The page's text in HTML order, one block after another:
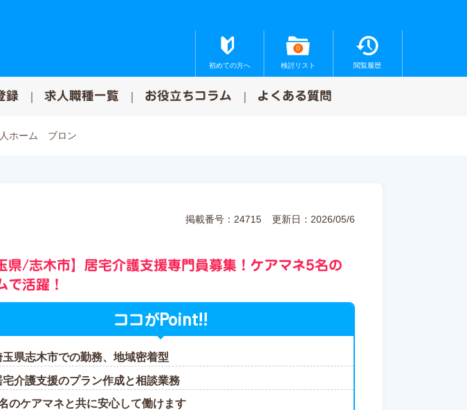
初めての方へ
0
検討リスト 閲覧履歴
録 求人職種一覧 お役立ちコラム よくある質問
ホーム ブロン
掲載番号：24715 更新日：2026/05/6
県/志木市】居宅介護支援専門員募集！ケアマネ5名の
で活躍！
ココがPoint!!
玉県志木市での勤務、地域密着型
宅介護支援のプラン作成と相談業務
のケアマネと共に安心して働けます